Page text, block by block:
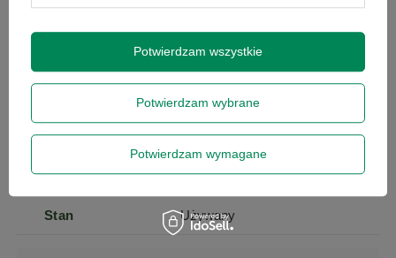
centymetrach Więcej
20
centymetrach Więcej
Stan Używany
Potwierdzam wybrane
Potwierdzam wymagane
Potwierdzam wszystkie